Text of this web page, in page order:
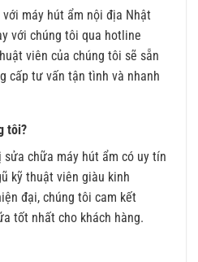
máy hút ẩm nội địa Nhật
với chúng tôi qua hotline
viên của chúng tôi sẽ sẵn
cấp tư vấn tận tình và nhanh
tôi?
chữa máy hút ẩm có uy tín
kỹ thuật viên giàu kinh
đại, chúng tôi cam kết
tốt nhất cho khách hàng.